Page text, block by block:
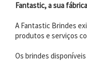
Fantastic, a sua
A Fantastic Brindes
produtos e serviços
Os brindes